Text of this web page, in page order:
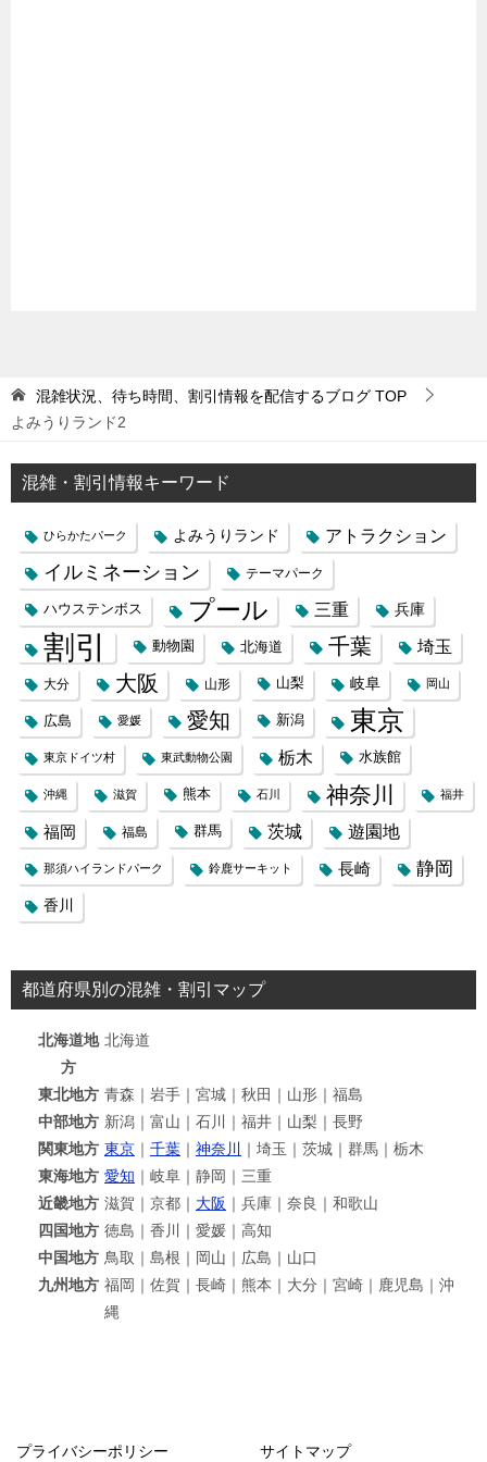
混雑状況、待ち時間、割引情報を配信するブログ TOP
よみうりランド2
混雑・割引情報キーワード
ひらかたパーク よみうりランド アトラクション
イルミネーション テーマパーク
ハウステンボス プール 三重 兵庫
割引 動物園 北海道 千葉 埼玉
大分 大阪 山形 山梨 岐阜 岡山
広島 愛媛 愛知 新潟 東京
東京ドイツ村 東武動物公園 栃木 水族館
沖縄 滋賀 熊本 石川 神奈川 福井
福岡 福島 群馬 茨城 遊園地
那須ハイランドパーク 鈴鹿サーキット 長崎 静岡
香川
都道府県別の混雑・割引マップ
北海道地
方
北海道
東北地方 青森｜岩手｜宮城｜秋田｜山形｜福島
中部地方 新潟｜富山｜石川｜福井｜山梨｜長野
関東地方 東京 ｜ 千葉 ｜ 神奈川
｜埼玉｜茨城｜群馬｜栃木
東海地方 愛知 ｜岐阜｜静岡｜三重
近畿地方 滋賀｜京都｜ 大阪 ｜兵庫｜奈良｜和歌山
四国地方 徳島｜香川｜愛媛｜高知
中国地方 鳥取｜島根｜岡山｜広島｜山口
九州地方 福岡｜佐賀｜長崎｜熊本｜大分｜宮崎｜鹿児島｜沖
縄
プライバシーポリシー サイトマップ